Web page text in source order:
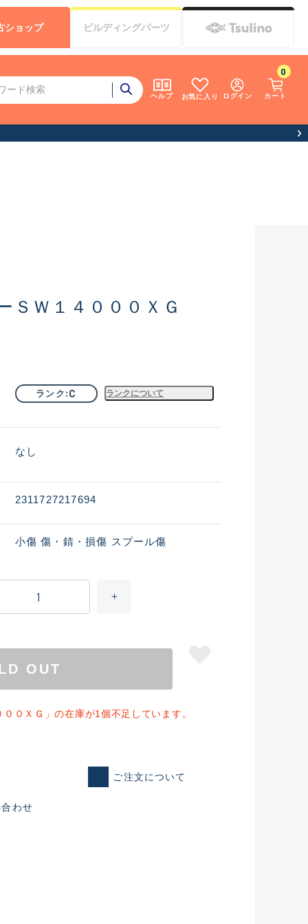
ヘルプ お気に入り ログイン カート
0
ショップ ビルディングパーツ
ＳＷ１４０００ＸＧ
ランク C ランクについて
なし
2311727217694
小傷 傷・錆・損傷 スプール傷
OUT
００ＸＧ」の在庫が1個不足しています。
ご注文について
わせ